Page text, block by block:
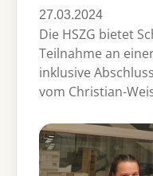
27.03.2024
Die HSZG bietet
Teilnahme an
inklusive
vom Christian-